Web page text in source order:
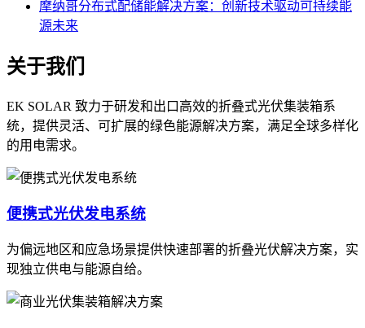
摩纳哥分布式配储能解决方案：创新技术驱动可持续能
源未来
关于我们
EK SOLAR 致力于研发和出口高效的折叠式光伏集装箱系
统，提供灵活、可扩展的绿色能源解决方案，满足全球多样化
的用电需求。
便携式光伏发电系统
为偏远地区和应急场景提供快速部署的折叠光伏解决方案，实
现独立供电与能源自给。